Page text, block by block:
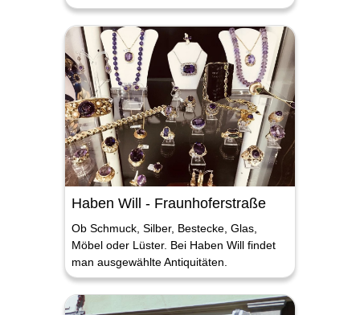
Haben Will - Fraunhoferstraße
Ob Schmuck, Silber, Bestecke, Glas,
Möbel oder Lüster. Bei Haben Will findet
man ausgewählte Antiquitäten.